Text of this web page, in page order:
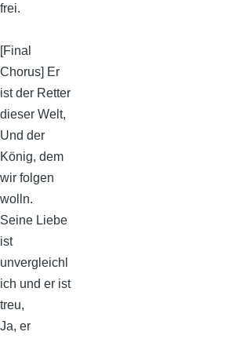
frei.
[Final
Chorus] Er
ist der Retter
dieser Welt,
Und der
König, dem
wir folgen
wolln.
Seine Liebe
ist
unvergleichl
ich und er ist
treu,
Ja, er